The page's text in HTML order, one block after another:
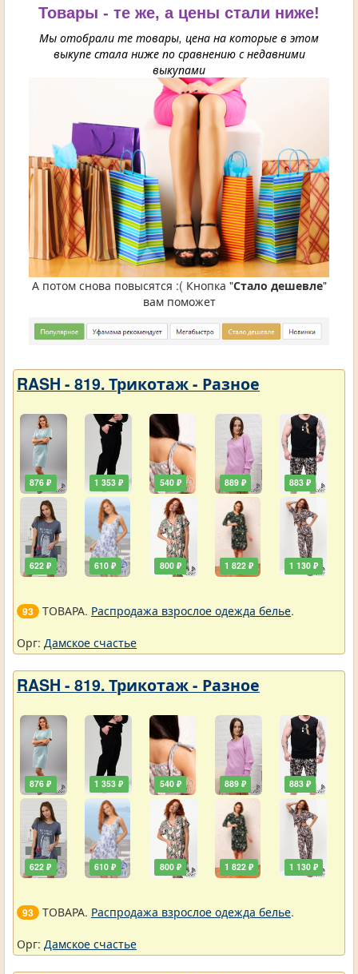
Товары - те же, а цены стали ниже!
Мы отобрали те товары, цена на которые в этом
выкупе стала ниже по сравнению с недавними
выкупами
А потом снова повысятся :( Кнопка "Стало дешевле"
вам поможет
RASH - 819. Трикотаж - Разное
876 ₽
622 ₽
1 353 ₽
610 ₽
540 ₽
800 ₽
889 ₽
1 822 ₽
883 ₽
1 130 ₽
93 ТОВАРА. Распродажа взрослое одежда белье.
Орг: Дамское счастье
RASH - 819. Трикотаж - Разное
876 ₽
622 ₽
1 353 ₽
610 ₽
540 ₽
800 ₽
889 ₽
1 822 ₽
883 ₽
1 130 ₽
93 ТОВАРА. Распродажа взрослое одежда белье.
Орг: Дамское счастье